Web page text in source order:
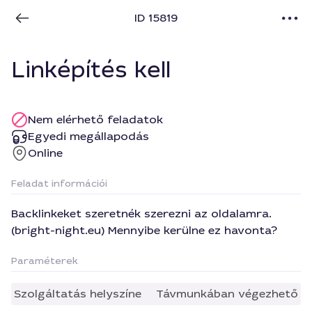
ID 15819
Linképítés kell
Nem elérhető feladatok
Egyedi megállapodás
Online
Feladat információi
Backlinkeket szeretnék szerezni az oldalamra.
(bright-night.eu) Mennyibe kerülne ez havonta?
Paraméterek
Szolgáltatás helyszíne Távmunkában végezhető